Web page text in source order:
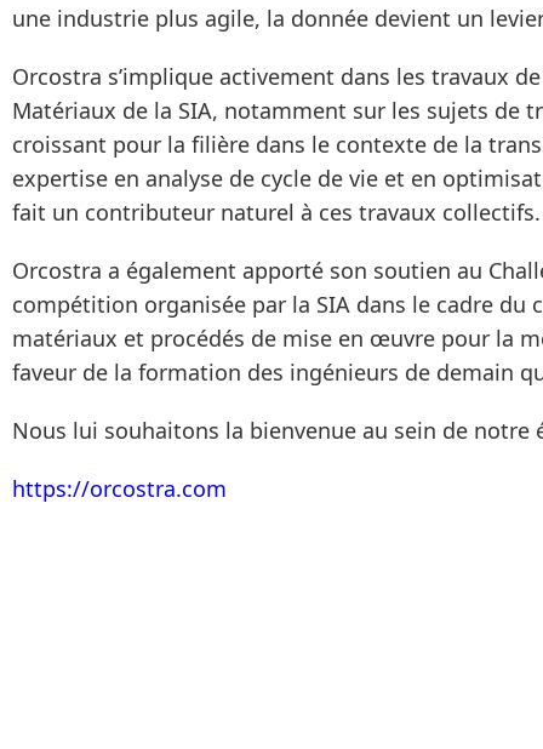
une industrie plus agile, la donnée devient un
Orcostra s’implique activement dans les travaux
Matériaux de la SIA, notamment sur les sujets de
croissant pour la filière dans le contexte de la
expertise en analyse de cycle de vie et en
fait un contributeur naturel à ces travaux collectifs.
Orcostra a également apporté son soutien au
compétition organisée par la SIA dans le cadre du
matériaux et procédés de mise en œuvre pour la
faveur de la formation des ingénieurs de demain
Nous lui souhaitons la bienvenue au sein de notre
https://orcostra.com